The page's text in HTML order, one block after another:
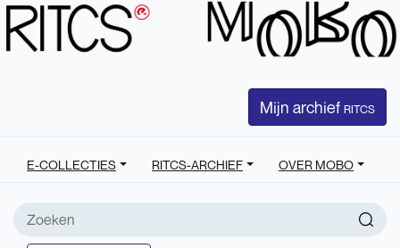
Mijn archief RITCS
E-COLLECTIES RITCS-ARCHIEF OVER MOBO